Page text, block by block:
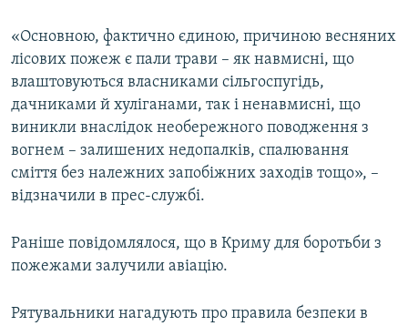
«Основною, фактично єдиною, причиною весняних
лісових пожеж є пали трави – як навмисні, що
влаштовуються власниками сільгоспугідь,
дачниками й хуліганами, так і ненавмисні, що
виникли внаслідок необережного поводження з
вогнем – залишених недопалків, спалювання
сміття без належних запобіжних заходів тощо», –
відзначили в прес-службі.
Раніше повідомлялося, що в Криму для боротьби з
пожежами залучили авіацію.
Рятувальники нагадують про правила безпеки в